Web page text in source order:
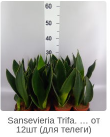
Sansevieria Trifa. … от
12шт (для телеги)